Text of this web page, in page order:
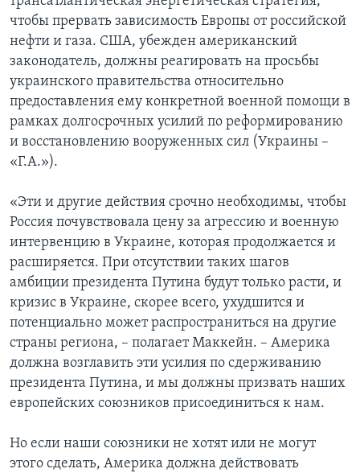
чтобы прервать зависимость Европы от российской
нефти и газа. США, убежден американский
законодатель, должны реагировать на просьбы
украинского правительства относительно
предоставления ему конкретной военной помощи в
рамках долгосрочных усилий по реформированию
и восстановлению вооруженных сил (Украины –
«Г.А.»).
«Эти и другие действия срочно необходимы, чтобы
Россия почувствовала цену за агрессию и военную
интервенцию в Украине, которая продолжается и
расширяется. При отсутствии таких шагов
амбиции президента Путина будут только расти, и
кризис в Украине, скорее всего, ухудшится и
потенциально может распространиться на другие
страны региона, – полагает Маккейн. – Америка
должна возглавить эти усилия по сдерживанию
президента Путина, и мы должны призвать наших
европейских союзников присоединиться к нам.
Но если наши союзники не хотят или не могут
этого сделать, Америка должна действовать